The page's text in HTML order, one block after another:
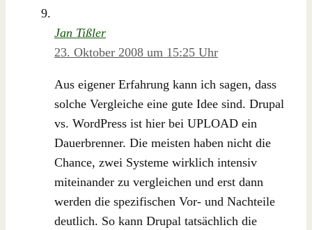
Jan Tißler
23. Oktober 2008 um 15:25 Uhr
Aus eigener Erfahrung kann ich sagen, dass
solche Vergleiche eine gute Idee sind. Drupal
vs. WordPress ist hier bei UPLOAD ein
Dauerbrenner. Die meisten haben nicht die
Chance, zwei Systeme wirklich intensiv
miteinander zu vergleichen und erst dann
werden die spezifischen Vor- und Nachteile
deutlich. So kann Drupal tatsächlich die